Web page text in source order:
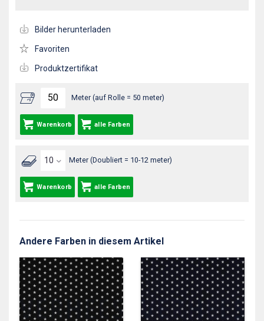
Meter (auf Rolle = 50 meter)
Warenkorb alle Farben
Meter (Doubliert = 10-12 meter)
Warenkorb alle Farben
Bilder herunterladen
Favoriten
Produktzertifikat
Andere Farben in diesem Artikel